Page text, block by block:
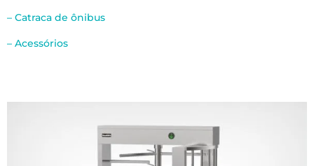
– Catraca de ônibus
– Acessórios